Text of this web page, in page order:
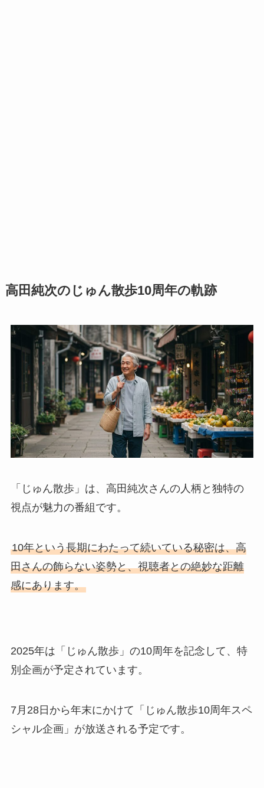
高田純次のじゅん散歩10周年の軌跡
「じゅん散歩」は、高田純次さんの人柄と独特の
視点が魅力の番組です。
10年という長期にわたって続いている秘密は、高
田さんの飾らない姿勢と、視聴者との絶妙な距離
感にあります。
2025年は「じゅん散歩」の10周年を記念して、特
別企画が予定されています。
7月28日から年末にかけて「じゅん散歩10周年スペ
シャル企画」が放送される予定です。